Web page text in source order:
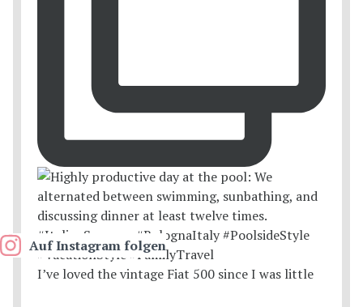
I’ve loved the vintage Fiat 500 since I was little
Auf Instagram folgen